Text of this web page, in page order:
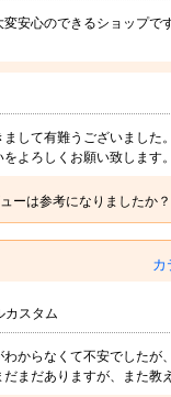
安心のできるショップで
して有難うございました
よろしくお願い致します。
ーは参考になりましたか？
カ
スタム
からなくて不安でしたが
まだありますが、また教